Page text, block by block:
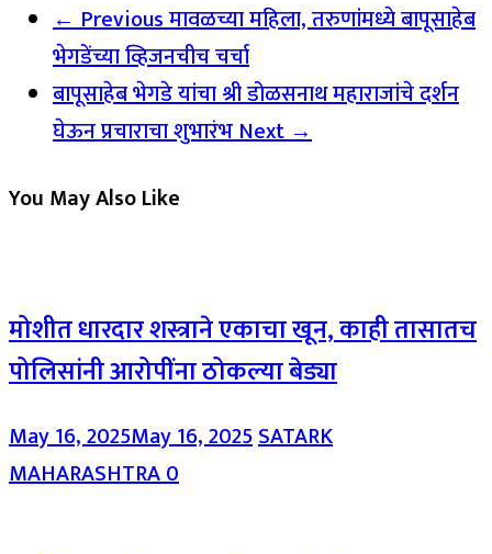
← Previousमावळच्या महिला, तरुणांमध्ये बापूसाहेब
भेगडेंच्या व्हिजनचीच चर्चा
बापूसाहेब भेगडे यांचा श्री डोळसनाथ महाराजांचे दर्शन
घेऊन प्रचाराचा शुभारंभNext →
You May Also Like
मोशीत धारदार शस्त्राने एकाचा खून, काही तासातच
पोलिसांनी आरोपींना ठोकल्या बेड्या
May 16, 2025May 16, 2025SATARK
MAHARASHTRA0